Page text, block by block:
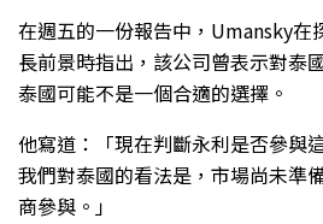
在週五的一份報告中，Umansky在
長前景時指出，該公司曾表示對泰
泰國可能不是一個合適的選擇。
他寫道：「現在判斷永利是否參與
我們對泰國的看法是，市場尚未準
商參與。」